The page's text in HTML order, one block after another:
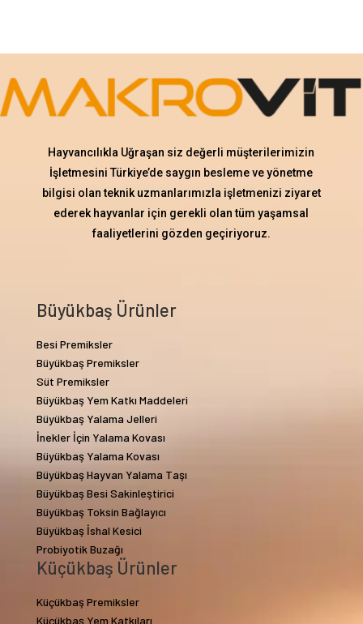
Hayvancılıkla Uğraşan siz değerli müşterilerimizin
İşletmesini Türkiye’de saygın besleme ve yönetme
bilgisi olan teknik uzmanlarımızla işletmenizi ziyaret
ederek hayvanlar için gerekli olan tüm yaşamsal
faaliyetlerini gözden geçiriyoruz.
Büyükbaş Ürünler
Besi Premiksler
Büyükbaş Premiksler
Süt Premiksler
Büyükbaş Yem Katkı Maddeleri
Büyükbaş Yalama Jelleri
İnekler İçin Yalama Kovası
Büyükbaş Yalama Kovası
Büyükbaş Hayvan Yalama Taşı
Büyükbaş Besi Sakinleştirici
Büyükbaş Toksin Bağlayıcı
Büyükbaş İshal Kesici
Probiyotik Buzağı
Küçükbaş Ürünler
Küçükbaş Premiksler
Küçükbaş Yem Katkıları